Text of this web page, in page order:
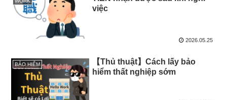
việc
2026.05.25
BẢO HIỂM
【Thủ thuật】Cách lấy bảo
hiểm thất nghiệp sớm